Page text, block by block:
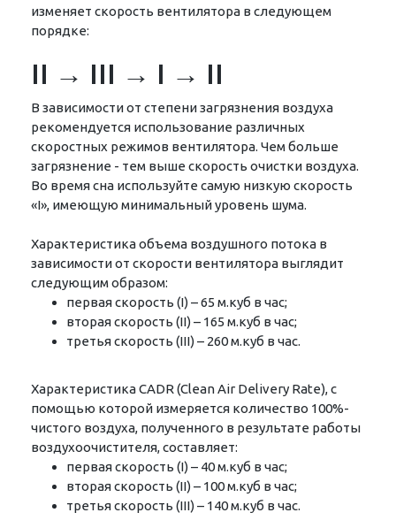
изменяет скорость вентилятора в следующем
порядке:
II → III → I → II
В зависимости от степени загрязнения воздуха
рекомендуется использование различных
скоростных режимов вентилятора. Чем больше
загрязнение - тем выше скорость очистки воздуха.
Во время сна используйте самую низкую скорость
«I», имеющую минимальный уровень шума.
Характеристика объема воздушного потока в
зависимости от скорости вентилятора выглядит
следующим образом:
первая скорость (I) – 65 м.куб в час;
вторая скорость (II) – 165 м.куб в час;
третья скорость (III) – 260 м.куб в час.
Характеристика CADR (Clean Air Delivery Rate), с
помощью которой измеряется количество 100%-
чистого воздуха, полученного в результате работы
воздухоочистителя, составляет:
первая скорость (I) – 40 м.куб в час;
вторая скорость (II) – 100 м.куб в час;
третья скорость (III) – 140 м.куб в час.